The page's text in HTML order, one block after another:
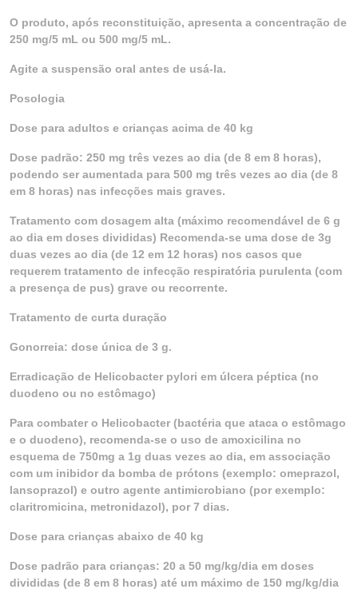
O produto, após reconstituição, apresenta a concentração de
250 mg/5 mL ou 500 mg/5 mL.
Agite a suspensão oral antes de usá-la.
Posologia
Dose para adultos e crianças acima de 40 kg
Dose padrão: 250 mg três vezes ao dia (de 8 em 8 horas),
podendo ser aumentada para 500 mg três vezes ao dia (de 8
em 8 horas) nas infecções mais graves.
Tratamento com dosagem alta (máximo recomendável de 6 g
ao dia em doses divididas) Recomenda-se uma dose de 3g
duas vezes ao dia (de 12 em 12 horas) nos casos que
requerem tratamento de infecção respiratória purulenta (com
a presença de pus) grave ou recorrente.
Tratamento de curta duração
Gonorreia: dose única de 3 g.
Erradicação de Helicobacter pylori em úlcera péptica (no
duodeno ou no estômago)
Para combater o Helicobacter (bactéria que ataca o estômago
e o duodeno), recomenda-se o uso de amoxicilina no
esquema de 750mg a 1g duas vezes ao dia, em associação
com um inibidor da bomba de prótons (exemplo: omeprazol,
lansoprazol) e outro agente antimicrobiano (por exemplo:
claritromicina, metronidazol), por 7 dias.
Dose para crianças abaixo de 40 kg
Dose padrão para crianças: 20 a 50 mg/kg/dia em doses
divididas (de 8 em 8 horas) até um máximo de 150 mg/kg/dia